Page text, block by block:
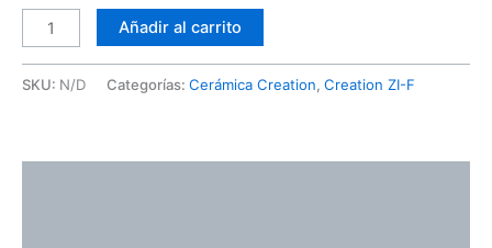
Añadir al carrito
SKU: N/D Categorías: Cerámica Creation, Creation ZI-F